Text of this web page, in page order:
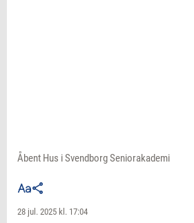
Åbent Hus i Svendborg Seniorakademi
28 jul. 2025 kl. 17:04